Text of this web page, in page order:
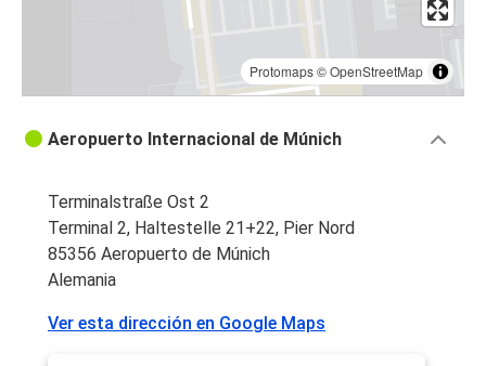
Protomaps©OpenStreetMap
Aeropuerto Internacional de Múnich
Terminalstraße Ost 2
Terminal 2, Haltestelle 21+22, Pier Nord
85356 Aeropuerto de Múnich
Alemania
Ver esta dirección en Google Maps